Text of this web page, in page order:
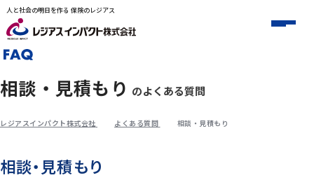
人と社会の明日を作る 保険のレジアス
相談・見積もり のよくある質問
レジアスインパクト株式会社 よくある質問 相談・見積もり
相談・見積もり